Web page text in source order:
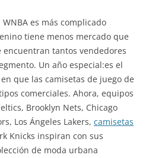
es más complicado
tiene menos mercado que
tantos vendedores
Un año especial:es el
que las camisetas de juego de
comerciales. Ahora, equipos
Brooklyn Nets, Chicago
Los Ángeles Lakers, camisetas
Knicks inspiran con sus
de moda urbana